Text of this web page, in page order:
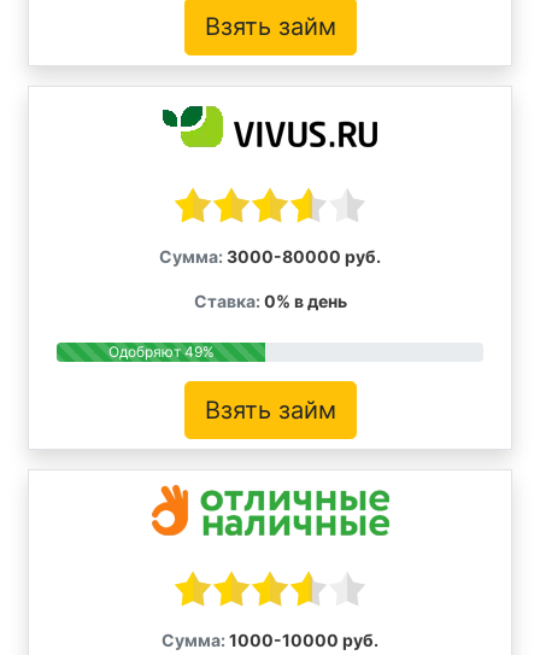
Взять займ
Сумма: 3000-80000 руб.
Ставка: 0% в день
Одобряют 49%
Взять займ
Сумма: 1000-10000 руб.